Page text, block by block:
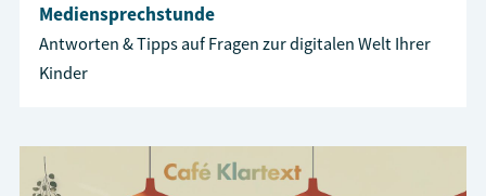
Mediensprechstunde
Antworten & Tipps auf Fragen zur digitalen Welt Ihrer
Kinder